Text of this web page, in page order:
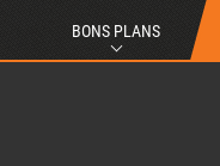
BONS PLANS